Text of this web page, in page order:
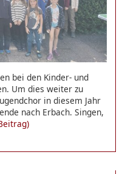
bei den Kinder- und
Um dies weiter zu
in diesem Jahr
nach Erbach. Singen,